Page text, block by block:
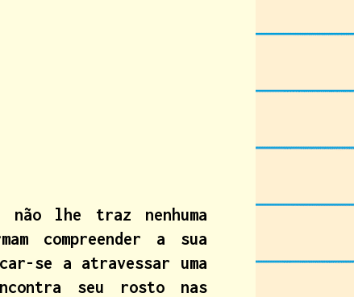
não lhe traz nenhuma
compreender a sua
se a atravessar uma
seu rosto nas